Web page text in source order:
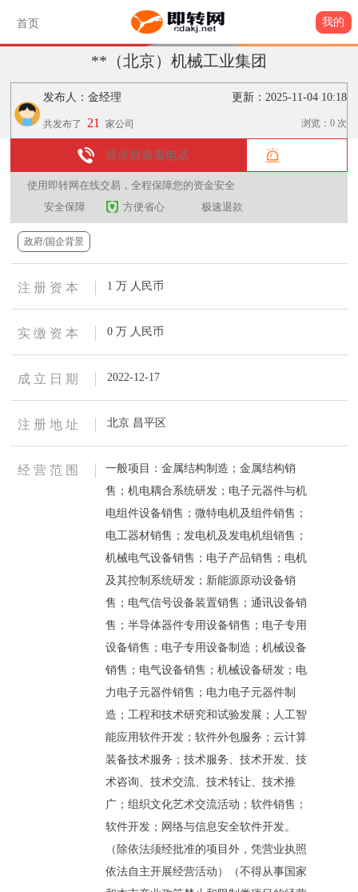
首页 我的
**（北京）机械工业集团
发布人：金经理
共发布了 21 家公司
更新：2025-11-04 10:18
浏览： 0次
登录后查看电话
使用即转网在线交易，全程保障您的资金安全
安全保障
方便省心 极速退款
政府/国企背景
注 册 资 本 1 万 人民币
实 缴 资 本 0 万 人民币
成 立 日 期 2022-12-17
注 册 地 址 北京 昌平区
经 营 范 围
一般项目：金属结构制造；金属结构销
售；机电耦合系统研发；电子元器件与机
电组件设备销售；微特电机及组件销售；
电工器材销售；发电机及发电机组销售；
机械电气设备销售；电子产品销售；电机
及其控制系统研发；新能源原动设备销
售；电气信号设备装置销售；通讯设备销
售；半导体器件专用设备销售；电子专用
设备销售；电子专用设备制造；机械设备
销售；电气设备销售；机械设备研发；电
力电子元器件销售；电力电子元器件制
造；工程和技术研究和试验发展；人工智
能应用软件开发；软件外包服务；云计算
装备技术服务；技术服务、技术开发、技
术咨询、技术交流、技术转让、技术推
广；组织文化艺术交流活动；软件销售；
软件开发；网络与信息安全软件开发。
（除依法须经批准的项目外，凭营业执照
依法自主开展经营活动）（不得从事国家